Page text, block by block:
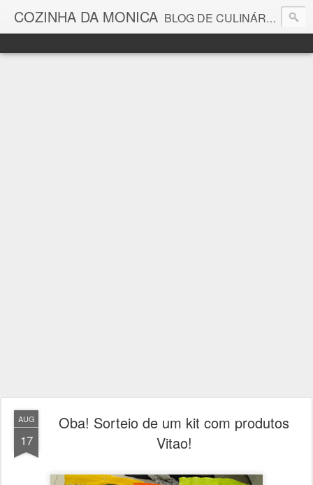
COZINHA DA MONICA BLOG DE CULINÁRIA E GASTRONOMIA COM RECEITAS, DICAS, CURIOSIDADES GASTRONÔMICAS E MUITO MAIS.
AUG
17
Oba! Sorteio de um kit com produtos
Vitao!